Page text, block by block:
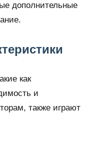
дополнительные
как
и
также играют